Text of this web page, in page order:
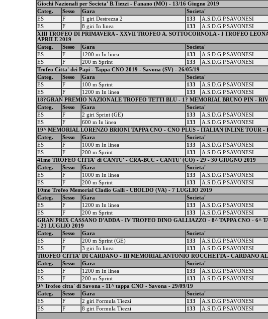
Giochi Nazionali per Societa' B.Tiezzi - Fanano (MO) - 13/16 Giugno 2019
Categ.
Sesso Gara Societa'
ES
F 1 giri Destrezza 2 133 A.S.D.G.P.SAVONESI
ES
F 8 giri In linea 133 A.S.D.G.P.SAVONESI
XIII TROFEO DI PRIMAVERA - XXVII TROFEO A. SOTTOCORNOLA - I TROFEO
APRILE 2019
Categ.
Sesso Gara Societa'
ES
F 1200 m In linea 133 A.S.D.G.P.SAVONESI
ES
F 200 m Sprint 133 A.S.D.G.P.SAVONESI
Trofeo Citta' dei Papi - Tappa CNO 2019 - Savona (SV) - 26/05/19
Categ.
Sesso Gara Societa'
ES
F 100 m Sprint 133 A.S.D.G.P.SAVONESI
ES
F 1200 m In linea 133 A.S.D.G.P.SAVONESI
18?GRAN PREMIO NAZIONALE TROFEO TETTI BLU - 1? MEMORIAL BRUNO PIN -
Categ.
Sesso Gara Societa'
ES
F 2 giri Sprint (GE) 133 A.S.D.G.P.SAVONESI
ES
F 600 m In linea 133 A.S.D.G.P.SAVONESI
19^ MEMORIAL LORENZO BRIONI TAPPA CNO - CNO PLUS - ITALIAN INLINE TOUR -
Categ.
Sesso Gara Societa'
ES
F 1000 m In linea 133 A.S.D.G.P.SAVONESI
ES
F 200 m Sprint 133 A.S.D.G.P.SAVONESI
41mo TROFEO CITTA' di CANTU' - CRA-BCC - CANTU' (CO) - 29 - 30 GIUGNO 2019
Categ.
Sesso Gara Societa'
ES
F 1000 m In linea 133 A.S.D.G.P.SAVONESI
ES
F 200 m Sprint 133 A.S.D.G.P.SAVONESI
10mo Trofeo Memorial Cladio Galli - UBOLDO (VA) - 7 LUGLIO 2019
Categ.
Sesso Gara Societa'
ES
F 1200 m In linea 133 A.S.D.G.P.SAVONESI
ES
F 200 m Sprint 133 A.S.D.G.P.SAVONESI
GRAN PRIX CASSANO D'ADDA - IV TROFEO DINO GALLIAZZO - 8^ TAPPA CNO - 6^
- 21 LUGLIO 2019
Categ.
Sesso Gara Societa'
ES
F 200 m Sprint (GE) 133 A.S.D.G.P.SAVONESI
ES
F 3 giri In linea 133 A.S.D.G.P.SAVONESI
TROFEO CITTA' DI CARDANO - III MEMORIAL ANTONIO ROCCHETTA - CARDANO AL
Categ.
Sesso Gara Societa'
ES
F 1200 m In linea 133 A.S.D.G.P.SAVONESI
ES
F 200 m Sprint 133 A.S.D.G.P.SAVONESI
9^ Trofeo citta' di Savona - 11^ tappa CNO - Savona - 29/09/19
Categ.
Sesso Gara Societa'
ES
F 2 giri Formula Tiezzi 133 A.S.D.G.P.SAVONESI
ES
F 8 giri Formula Tiezzi 133 A.S.D.G.P.SAVONESI